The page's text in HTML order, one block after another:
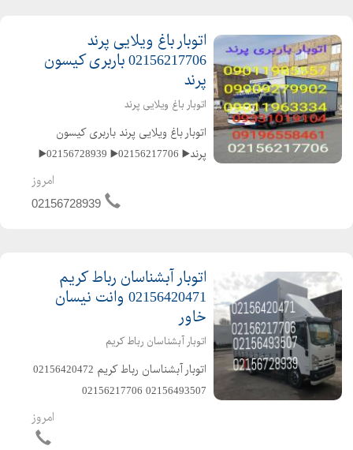
اتوبار باغ ویلایی پرند
02156217706 باربری کیسون
پرند
اتوبار باغ ویلایی پرند
️اتوبار باغ ویلایی پرند باربری کیسون
پرند▶️ ️02156217706▶️ ️02156728939▶️
️02165276251▶️ ️09196558461▶️
امروز
02156728939
اتوبار آبشناسان رباط کریم
02156420471 وانت نیسان
خاور
اتوبار آبشناسان رباط کریم
اتوبار آبشناسان رباط کریم ️02156420472
️02156493507 ️02156217706
امروز